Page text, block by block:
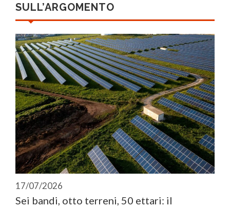
SULL’ARGOMENTO
17/07/2026
Sei bandi, otto terreni, 50 ettari: il